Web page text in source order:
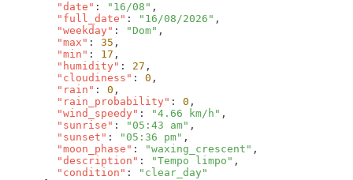
        "date"
: "16/08"
        "full_date"
: "16/08/2026"
        "weekday"
: "Dom"
        "max"
: 35
        "min"
: 17
        "humidity"
: 27
        "cloudiness"
: 0
        "rain"
: 0
        "rain_probability"
: 0
        "wind_speedy"
: "4.66 km/h"
        "sunrise"
: "05:43 am"
        "sunset"
: "05:36 pm"
        "moon_phase"
: "waxing_crescent"
        "description"
: "Tempo limpo"
        "condition"
: